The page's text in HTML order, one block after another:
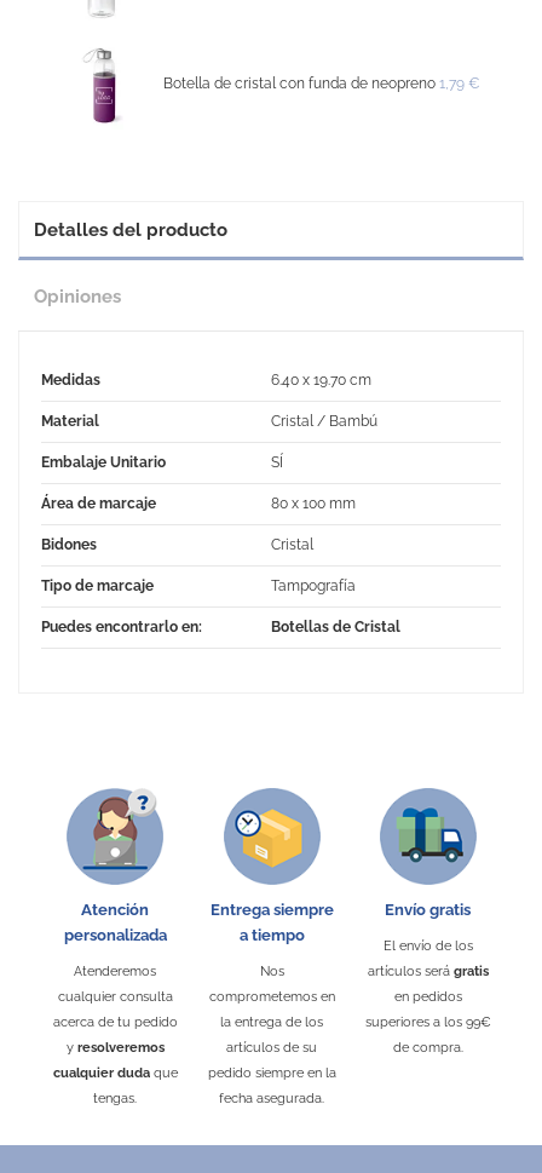
Botella de cristal con funda de neopreno 1,79 €
Detalles del producto
Opiniones
Medidas 6.40 x 19.70 cm
Material Cristal / Bambú
Embalaje Unitario SÍ
Área de marcaje 80 x 100 mm
Bidones Cristal
Tipo de marcaje Tampografía
Puedes encontrarlo en: Botellas de Cristal
Atención
personalizada
Atenderemos
cualquier consulta
acerca de tu pedido
y resolveremos
cualquier dudaque
tengas.
Entrega siempre
a tiempo
Nos
comprometemos en
la entrega de los
artículos de su
pedido siempre en la
fecha asegurada.
Envío gratis
El envío de los
artículos será gratis
en pedidos
superiores a los 99€
de compra.